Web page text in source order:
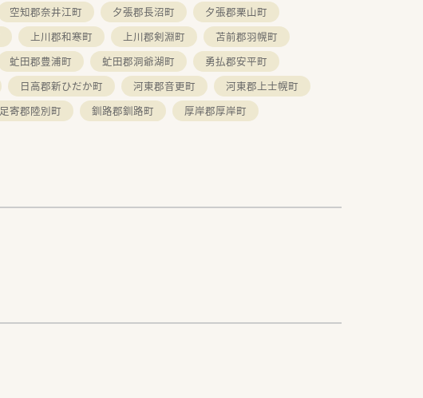
空知郡奈井江町 夕張郡長沼町
夕張郡栗山町
上川郡和寒町 上川郡剣淵町
苫前郡羽幌町
虻田郡豊浦町 虻田郡洞爺湖町
勇払郡安平町
日高郡新ひだか町 河東郡音更町
河東郡上士幌町
足寄郡陸別町 釧路郡釧路町
厚岸郡厚岸町